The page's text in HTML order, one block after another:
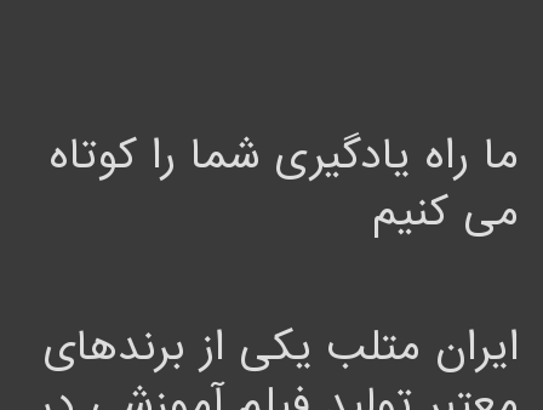
ما راه یادگیری شما را کوتاه
می کنیم
ایران متلب یکی از برندهای